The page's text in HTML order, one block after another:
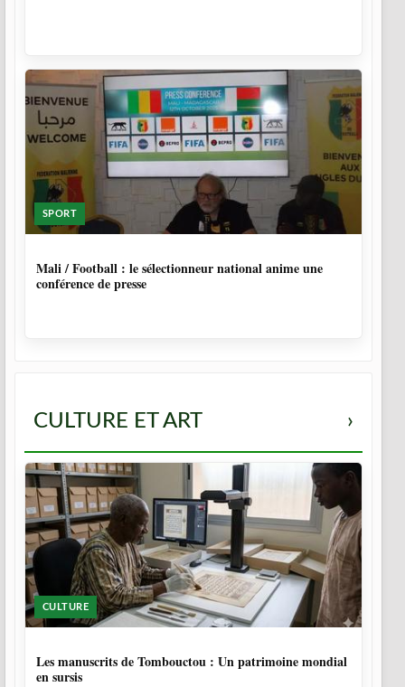
SPORT
Mali / Football : le sélectionneur national anime une
conférence de presse
CULTURE ET ART ›
CULTURE
Les manuscrits de Tombouctou : Un patrimoine mondial
en sursis